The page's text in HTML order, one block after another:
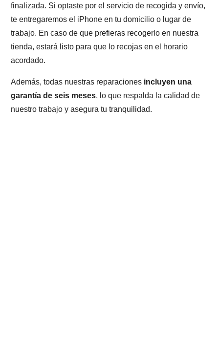
finalizada. Si optaste por el servicio de recogida y envío,
te entregaremos el iPhone en tu domicilio o lugar de
trabajo. En caso de que prefieras recogerlo en nuestra
tienda, estará listo para que lo recojas en el horario
acordado.
Además, todas nuestras reparaciones incluyen una
garantía de seis meses, lo que respalda la calidad de
nuestro trabajo y asegura tu tranquilidad.